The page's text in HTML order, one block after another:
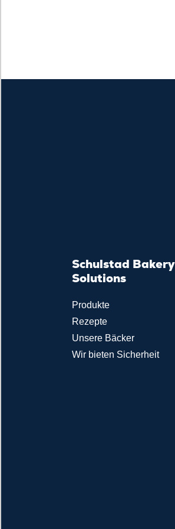
Schulstad Bakery
Solutions
Produkte
Rezepte
Unsere Bäcker
Wir bieten Sicherheit